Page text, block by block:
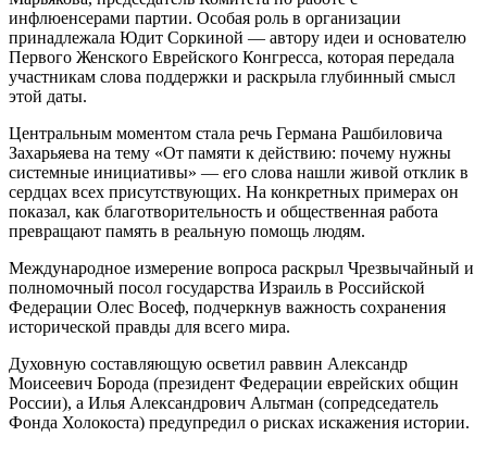
инфлюенсерами партии. Особая роль в организации
принадлежала Юдит Соркиной — автору идеи и основателю
Первого Женского Еврейского Конгресса, которая передала
участникам слова поддержки и раскрыла глубинный смысл
этой даты.
Центральным моментом стала речь Германа Рашбиловича
Захарьяева на тему «От памяти к действию: почему нужны
системные инициативы» — его слова нашли живой отклик в
сердцах всех присутствующих. На конкретных примерах он
показал, как благотворительность и общественная работа
превращают память в реальную помощь людям.
Международное измерение вопроса раскрыл Чрезвычайный и
полномочный посол государства Израиль в Российской
Федерации Олес Восеф, подчеркнув важность сохранения
исторической правды для всего мира.
Духовную составляющую осветил раввин Александр
Моисеевич Борода (президент Федерации еврейских общин
России), а Илья Александрович Альтман (сопредседатель
Фонда Холокоста) предупредил о рисках искажения истории.